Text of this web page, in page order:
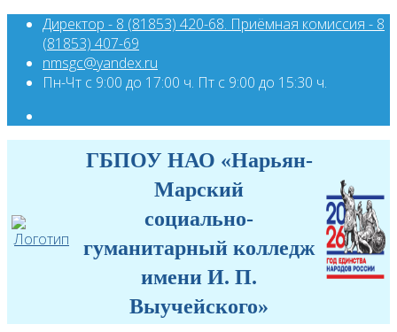
Директор - 8 (81853) 420-68. Приёмная комиссия - 8
(81853) 407-69
nmsgc@yandex.ru
Пн-Чт с 9:00 до 17:00 ч. Пт с 9:00 до 15:30 ч.
ГБПОУ НАО «Нарьян-
Марский
социально-
гуманитарный колледж
имени И. П.
Выучейского»